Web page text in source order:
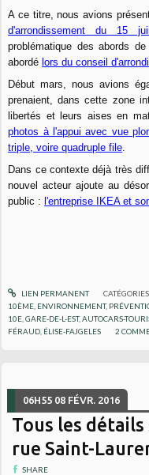
A ce titre, nous avions
d'arrondissement du 15
problématique des abords
abordé lors du conseil
Début mars, nous avions
prenaient, dans cette zone
libertés et leurs aises en
photos à l'appui avec vue
triple, voire quadruple file.
Dans ce contexte déjà très
nouvel acteur ajoute au
public : l'entreprise IKEA et
LIEN PERMANENT
10ÈME ENVIRONNEMENT,
10E ,GARE-DE-L-EST,AUTOCARS-
FÉRAUD ÉLISE-FAJGELES 2
06H55 08 FÉVR. 2016
Tous les
rue Saint-
SHARE